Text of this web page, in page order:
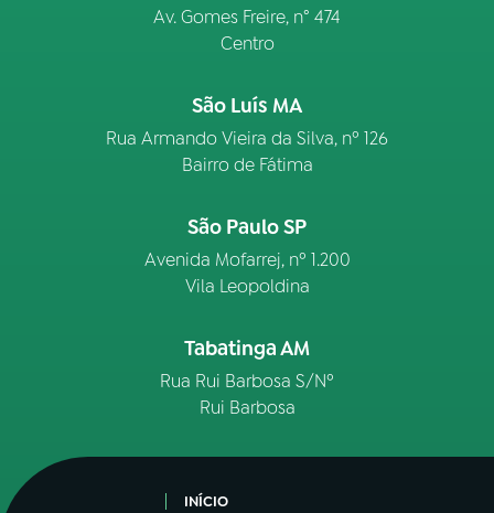
Av. Gomes Freire, n° 474
Centro
São Luís MA
Rua Armando Vieira da Silva, nº 126
Bairro de Fátima
São Paulo SP
Avenida Mofarrej, nº 1.200
Vila Leopoldina
Tabatinga AM
Rua Rui Barbosa S/Nº
Rui Barbosa
INÍCIO